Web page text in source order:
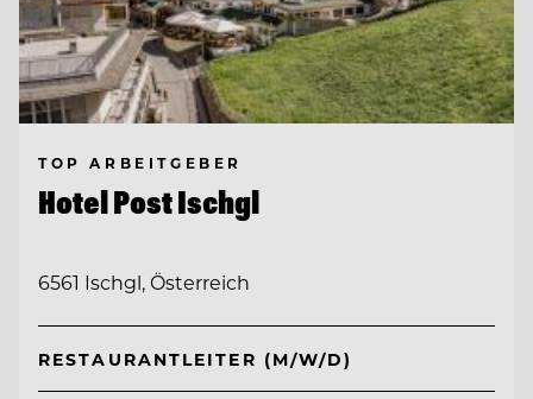
TOP ARBEITGEBER
Hotel Post Ischgl
6561 Ischgl, Österreich
RESTAURANTLEITER (M/W/D)